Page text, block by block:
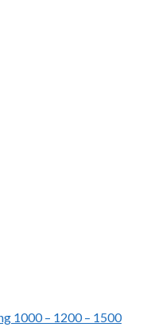
1000 – 1200 – 1500